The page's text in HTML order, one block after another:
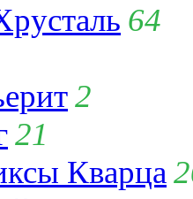
64
2
21
Кварца